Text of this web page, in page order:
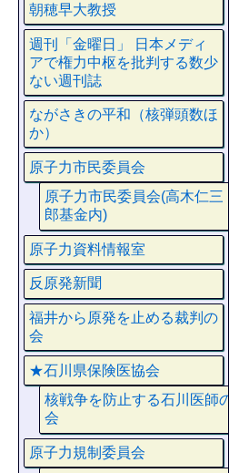
朝穂早大教授
週刊「金曜日」 日本メディ
アで権力中枢を批判する数少
ない週刊誌
ながさきの平和（核弾頭数ほ
か）
原子力市民委員会
原子力市民委員会(高木仁三
郎基金内)
原子力資料情報室
反原発新聞
福井から原発を止める裁判の
会
★石川県保険医協会
核戦争を防止する石川医師の
会
原子力規制委員会